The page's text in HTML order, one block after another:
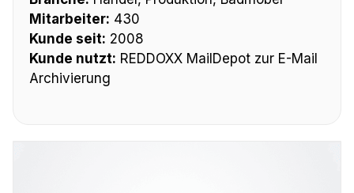
Mitarbeiter: 430
Kunde seit: 2008
Kunde nutzt: REDDOXX MailDepot zur E-Mail
Archivierung